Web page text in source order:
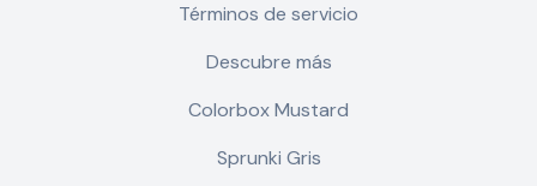
Términos de servicio
Descubre más
Colorbox Mustard
Sprunki Gris